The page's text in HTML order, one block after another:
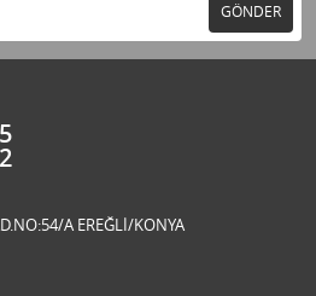
GÖNDER
A EREĞLİ/KONYA